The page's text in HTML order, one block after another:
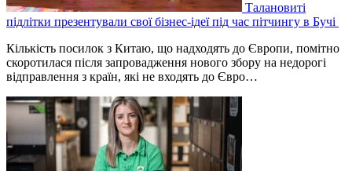
Талановиті
підлітки презентували свої бізнес-ідеї під час пітчингу в Бучі
Кількість посилок з Китаю, що надходять до Європи, помітно
скоротилася після запровадження нового збору на недорогі
відправлення з країн, які не входять до Євро…